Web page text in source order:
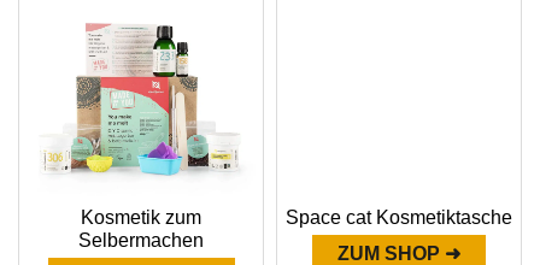
Kosmetik zum
Selbermachen
Space cat Kosmetiktasche
ZUM SHOP ➜